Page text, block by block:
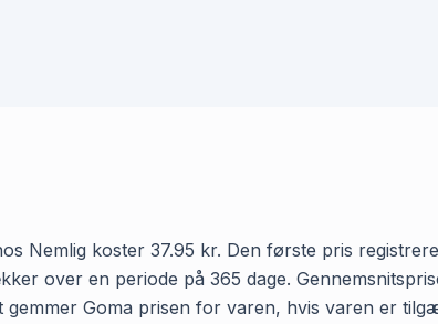
Nemlig koster 37.95 kr. Den første pris
over en periode på 365 dage.
Goma prisen for varen, hvis varen er